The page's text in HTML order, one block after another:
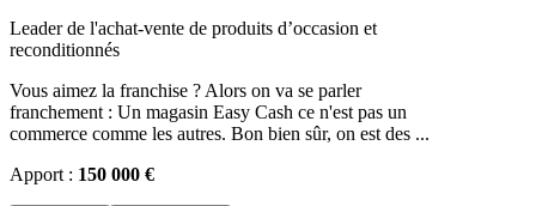
Leader de l'achat-vente de produits d’occasion et
reconditionnés
Vous aimez la franchise ? Alors on va se parler
franchement : Un magasin Easy Cash ce n'est pas un
commerce comme les autres. Bon bien sûr, on est des ...
Apport : 150 000 €